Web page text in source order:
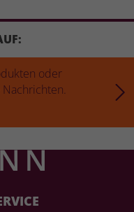
oder
Nachrichten.